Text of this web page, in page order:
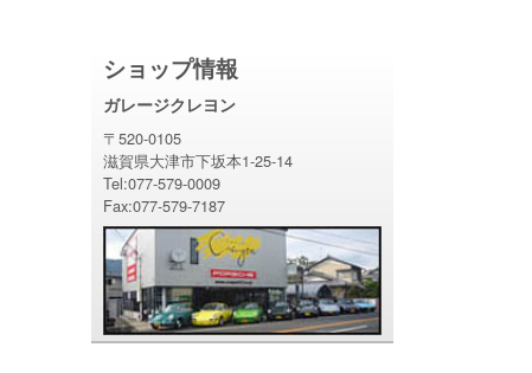
ショップ情報
ガレージクレヨン
〒520-0105
滋賀県大津市下坂本1-25-14
Tel:077-579-0009
Fax:077-579-7187